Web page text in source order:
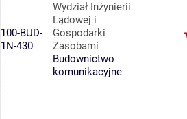
100-BUD-
1N-430
Wydział Inżynierii
Lądowej i
Gospodarki
Zasobami
Budownictwo
komunikacyjne